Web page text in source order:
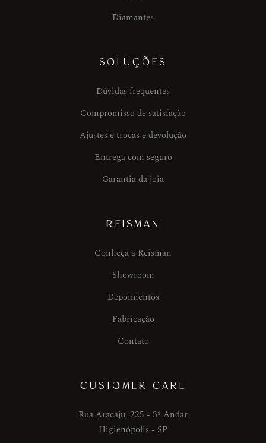
Diamantes
SOLUÇÕES
Dúvidas frequentes
Compromisso de satisfação
Ajustes e trocas e devolução
Entrega com seguro
Garantia da joia
REISMAN
Conheça a Reisman
Showroom
Depoimentos
Fabricação
Contato
CUSTOMER CARE
Rua Aracaju, 225 - 3º Andar
Higienópolis - SP